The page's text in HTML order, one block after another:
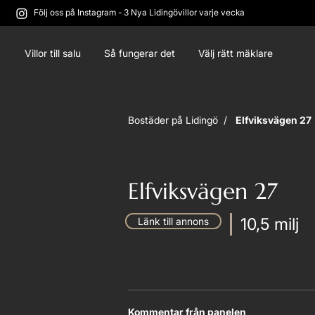
Villor till salu Så fungerar det Välj rätt mäklare
Följ oss på Instagram - 3 Nya Lidingövillor varje vecka
Bostäder på Lidingö / Elfviksvägen 27
Elfviksvägen 27
Länk till annons 10,5 milj
Kommentar från panelen